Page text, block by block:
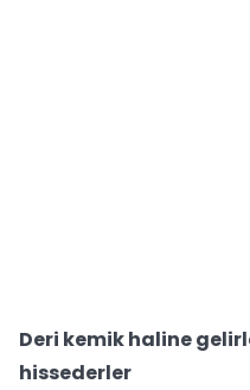
Deri kemik haline
hissederler